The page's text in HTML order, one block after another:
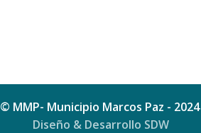
© MMP- Municipio Marcos Paz - 2024
Diseño & Desarrollo SDW